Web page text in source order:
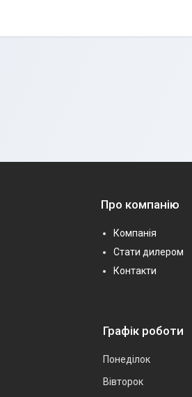
Про компанію
Компанія
Стати дилером
Контакти
Графік роботи
Понеділок
Вівторок